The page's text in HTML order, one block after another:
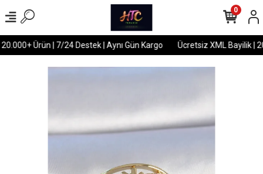
Ürün | 7/24 Destek | Aynı Gün Kargo Ücretsiz XML Bayilik |
0